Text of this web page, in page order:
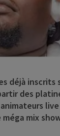
déjà inscrits
des
mix